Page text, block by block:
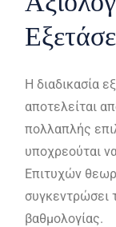
Η διαδικασία
αποτελείται
πολλαπλής
υποχρεούται
Επιτυχών
συγκεντρώσει
βαθμολογίας.